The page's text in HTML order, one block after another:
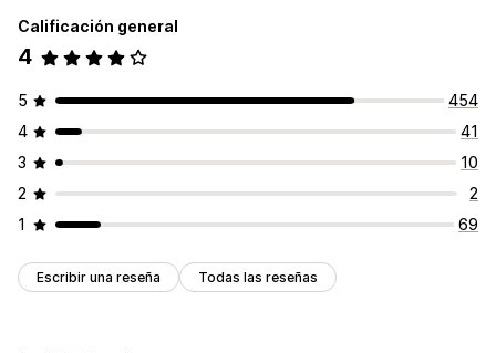
Calificación general
4
5
454
4
41
3
10
2
2
1
69
Escribir una reseña Todas las reseñas